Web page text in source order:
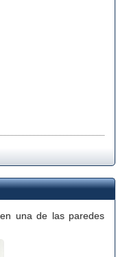
una de las paredes